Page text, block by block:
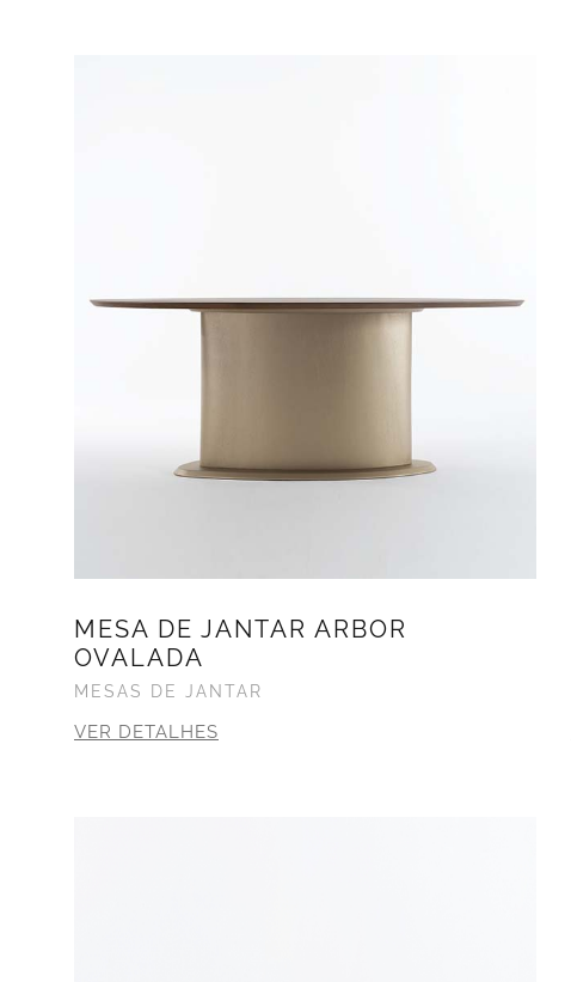
MESA DE JANTAR ARBOR
OVALADA
MESAS DE JANTAR
VER DETALHES